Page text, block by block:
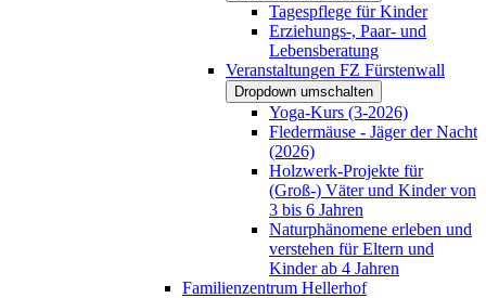
Tagespflege für Kinder
Erziehungs-, Paar- und
Lebensberatung
Veranstaltungen FZ Fürstenwall
Dropdown umschalten
Yoga-Kurs (3-2026)
Fledermäuse - Jäger der Nacht
(2026)
Holzwerk-Projekte für
(Groß-) Väter und Kinder von
3 bis 6 Jahren
Naturphänomene erleben und
verstehen für Eltern und
Kinder ab 4 Jahren
Familienzentrum Hellerhof